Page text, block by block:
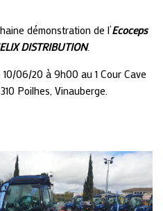
démonstration de l’Ecoceps
DISTRIBUTION.
06/20 à 9h00 au 1 Cour Cave
Poilhes, Vinauberge.